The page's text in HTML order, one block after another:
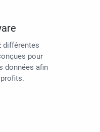
différentes
pour
données afin